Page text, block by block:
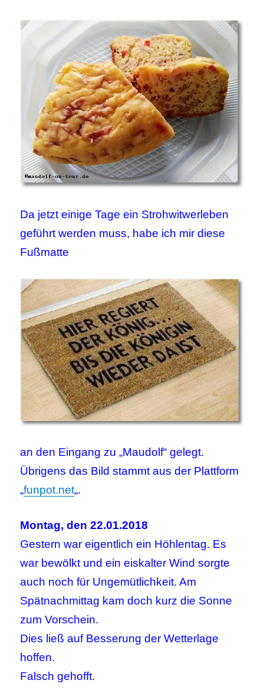
Da jetzt einige Tage ein Strohwitwerleben
geführt werden muss, habe ich mir diese
Fußmatte
an den Eingang zu „Maudolf“ gelegt.
Übrigens das Bild stammt aus der Plattform
„funpot.net„.
Montag, den 22.01.2018
Gestern war eigentlich ein Höhlentag. Es
war bewölkt und ein eiskalter Wind sorgte
auch noch für Ungemütlichkeit. Am
Spätnachmittag kam doch kurz die Sonne
zum Vorschein.
Dies ließ auf Besserung der Wetterlage
hoffen.
Falsch gehofft.